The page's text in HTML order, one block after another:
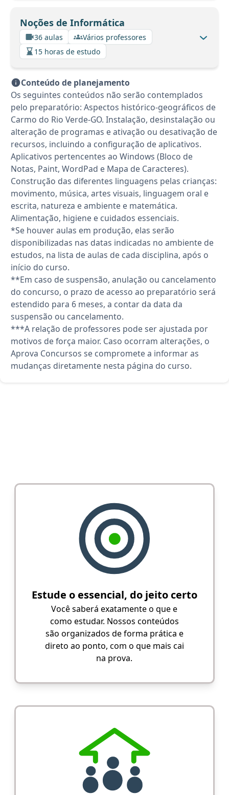
Noções de Informática
36 aulas
Vários professores
15 horas de estudo
Conteúdo de planejamento
Os seguintes conteúdos não serão contemplados
pelo preparatório: Aspectos histórico-geográficos de
Carmo do Rio Verde-GO. Instalação, desinstalação ou
alteração de programas e ativação ou desativação de
recursos, incluindo a configuração de aplicativos.
Aplicativos pertencentes ao Windows (Bloco de
Notas, Paint, WordPad e Mapa de Caracteres).
Construção das diferentes linguagens pelas crianças:
movimento, música, artes visuais, linguagem oral e
escrita, natureza e ambiente e matemática.
Alimentação, higiene e cuidados essenciais.
*Se houver aulas em produção, elas serão
disponibilizadas nas datas indicadas no ambiente de
estudos, na lista de aulas de cada disciplina, após o
início do curso.
**Em caso de suspensão, anulação ou cancelamento
do concurso, o prazo de acesso ao preparatório será
estendido para 6 meses, a contar da data da
suspensão ou cancelamento.
***A relação de professores pode ser ajustada por
motivos de força maior. Caso ocorram alterações, o
Aprova Concursos se compromete a informar as
mudanças diretamente nesta página do curso.
Estude o essencial, do jeito certo
Você saberá exatamente o que e
como estudar. Nossos conteúdos
são organizados de forma prática e
direto ao ponto, com o que mais cai
na prova.